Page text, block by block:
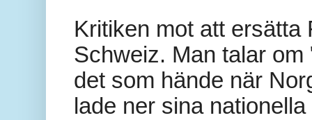
Kritiken mot att ersätta
Schweiz. Man talar
det som hände när
lade ner sina